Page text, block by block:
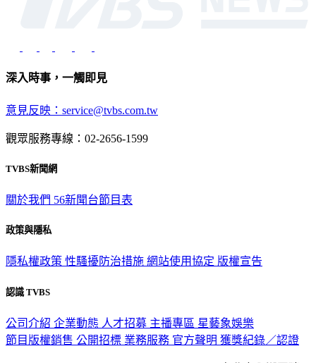
深入時事，一觸即見
意見反映：service@tvbs.com.tw
觀眾服務專線：02-2656-1599
TVBS新聞網
關於我們 56新聞台節目表
政策與隱私
隱私權政策 性騷擾防治措施 網站使用協定 版權宣告
認識 TVBS
公司介紹 企業動態 人才招募 主播專區 星藝象娛樂
節目版權銷售 公開招標 業務服務 官方聲明 獲獎紀錄／認證